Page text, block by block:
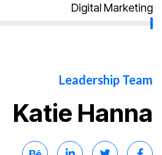
Digital Marketing
Leadership Team
Katie Hanna